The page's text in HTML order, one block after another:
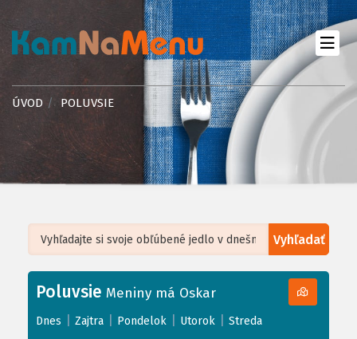
ÚVOD POLUVSIE
Vyhľadať
+
−
Leaflet| ©OpenStreetMap, Tiles courtesy ofHumanitarian OpenStreetMap
Poluvsie Meniny má Oskar
Dnes Zajtra Pondelok Utorok Streda